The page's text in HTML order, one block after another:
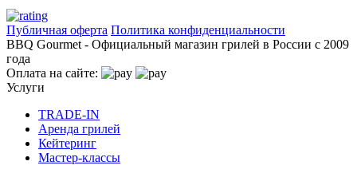
Публичная оферта Политика конфиденциальности
BBQ Gourmet - Официальный магазин грилей в России с 2009
года
Оплата на сайте:
Услуги
TRADE-IN
Аренда грилей
Кейтеринг
Мастер-классы